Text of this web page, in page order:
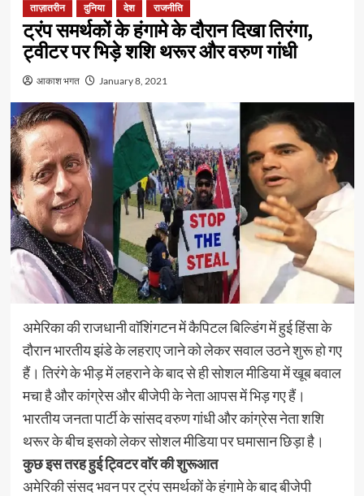
ताज़ातरीन दुनिया देश राजनीति
ट्रंप समर्थकों के हंगामे के दौरान दिखा तिरंगा,
ट्वीटर पर भिड़े शशि थरूर और वरुण गांधी
आकाश भगत January 8, 2021
अमेरिका की राजधानी वाॅशिंगटन में कैपिटल बिल्डिंग में हुई हिंसा के
दौरान भारतीय झंडे के लहराए जाने को लेकर सवाल उठने शुरू हो गए
हैं। तिरंगे के भीड़ में लहराने के बाद से ही सोशल मीडिया में खूब बवाल
मचा है और कांग्रेस और बीजेपी के नेता आपस में भिड़ गए हैं।
भारतीय जनता पार्टी के सांसद वरुण गांधी और कांग्रेस नेता शशि
थरूर के बीच इसको लेकर सोशल मीडिया पर घमासान छिड़ा है।
कुछ इस तरह हुई ट्विटर वाॅर की शुरूआत
अमेरिकी संसद भवन पर ट्रंप समर्थकों के हंगामे के बाद बीजेपी